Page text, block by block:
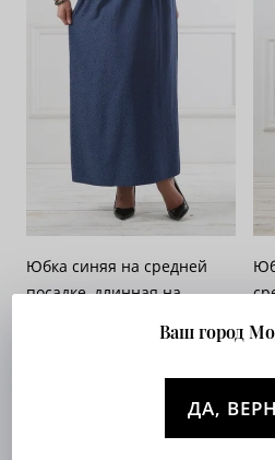
Юбка синяя на средней
посадке, длинная на
Ваш город
ДА,